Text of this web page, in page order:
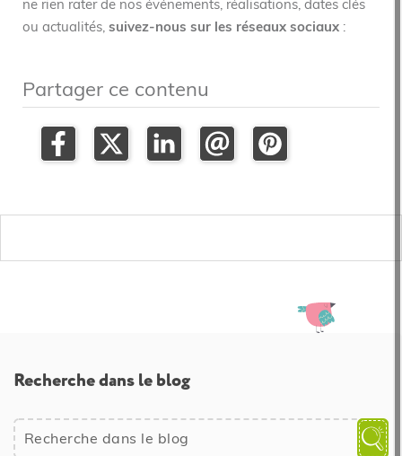
Recherche dans le blog
ne rien rater de nos événements, réalisations, dates clés
ou actualités, suivez-nous sur les réseaux sociaux :
Partager ce contenu